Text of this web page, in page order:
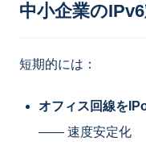
中小企業の
短期的には：
オフィス回線を
―― 速度安定化